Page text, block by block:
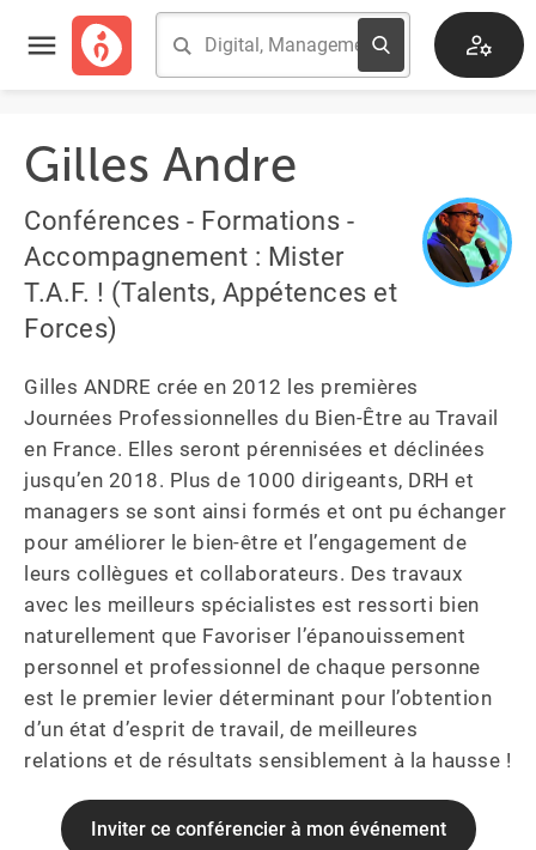
Gilles Andre
Conférences - Formations -
Accompagnement : Mister
T.A.F. ! (Talents, Appétences et
Forces)
Gilles ANDRE crée en 2012 les premières
Journées Professionnelles du Bien-Être au Travail
en France. Elles seront pérennisées et déclinées
jusqu’en 2018. Plus de 1000 dirigeants, DRH et
managers se sont ainsi formés et ont pu échanger
pour améliorer le bien-être et l’engagement de
leurs collègues et collaborateurs. Des travaux
avec les meilleurs spécialistes est ressorti bien
naturellement que Favoriser l’épanouissement
personnel et professionnel de chaque personne
est le premier levier déterminant pour l’obtention
d’un état d’esprit de travail, de meilleures
relations et de résultats sensiblement à la hausse !
Inviter ce conférencier à mon événement